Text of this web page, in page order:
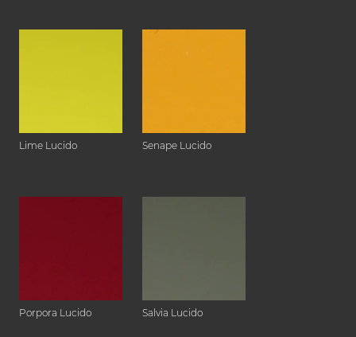
Lime Lucido Senape Lucido
Porpora Lucido Salvia Lucido